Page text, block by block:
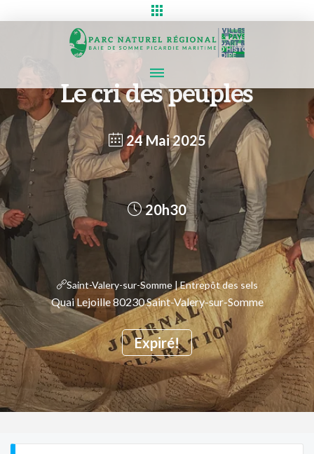
Le cri des peuples
24 Mai 2025
Expiré!
20h30
Saint-Valery-sur-Somme | Entrepôt des sels
Quai Lejoille 80230 Saint-Valery-sur-Somme